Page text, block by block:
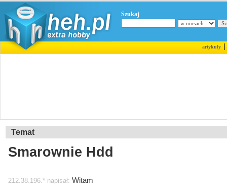
Szukaj
artykuły|
Temat
Smarownie Hdd
212.38.196.* napisał: Witam